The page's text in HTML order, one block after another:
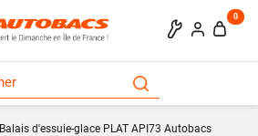
0
Balais d'essuie-glace PLAT API73 Autobacs